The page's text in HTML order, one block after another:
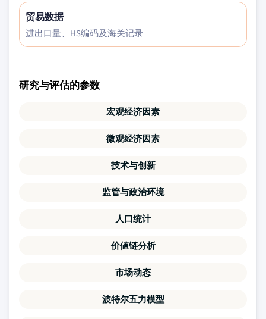
贸易数据
进出口量、HS编码及海关记录
研究与评估的参数
宏观经济因素
微观经济因素
技术与创新
监管与政治环境
人口统计
价値链分析
市场动态
波特尔五力模型